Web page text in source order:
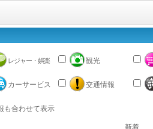
レジャー・娯楽 観光
カーサービス 交通情報
も合わせて表示
新着